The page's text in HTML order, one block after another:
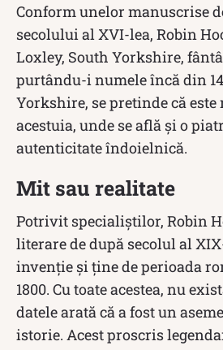
Conform unelor manuscrise
secolului al XVI-lea, Robin
Loxley, South Yorkshire,
purtându-i numele încă din
Yorkshire, se pretinde că
acestuia, unde se află și o
autenticitate îndoielnică.
Mit sau realitate
Potrivit specialiștilor, Robin
literare de după secolul al
invenție și ține de perioada
1800. Cu toate acestea, nu
datele arată că a fost un
istorie. Acest proscris